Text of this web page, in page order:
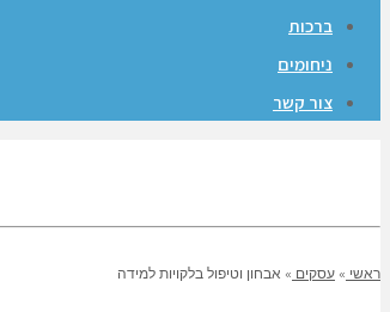
ברכות
ניחומים
צור קשר
ראשי » עסקים » אבחון וטיפול בלקויות למידה